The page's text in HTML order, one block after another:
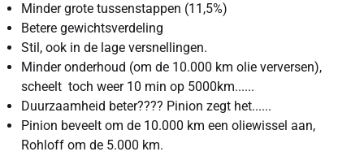
Minder grote tussenstappen (11,5%)
Betere gewichtsverdeling
Stil, ook in de lage versnellingen.
Minder onderhoud (om de 10.000 km olie verversen),
scheelt toch weer 10 min op 5000km......
Duurzaamheid beter???? Pinion zegt het......
Pinion beveelt om de 10.000 km een oliewissel aan,
Rohloff om de 5.000 km.